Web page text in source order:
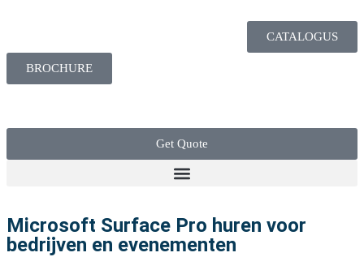
CATALOGUS
BROCHURE
Get Quote
Microsoft Surface Pro huren voor
bedrijven en evenementen